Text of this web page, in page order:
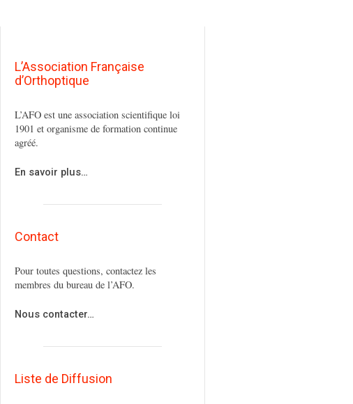
L’Association Française
d’Orthoptique
L’AFO est une association scientifique loi
1901 et organisme de formation continue
agréé.
En savoir plus…
Contact
Pour toutes questions, contactez les
membres du bureau de l’AFO.
Nous contacter…
Liste de Diffusion